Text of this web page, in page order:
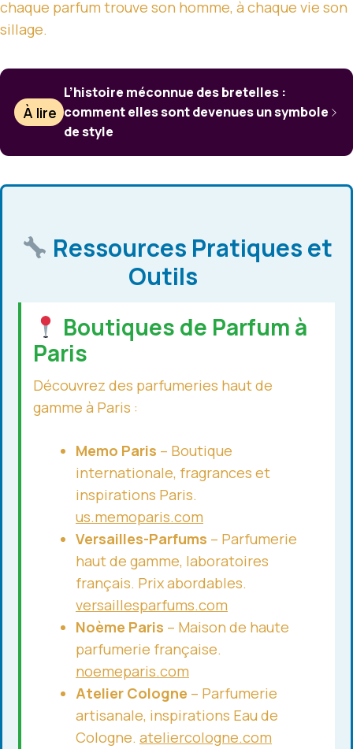
chaque parfum trouve son homme, à chaque vie son
sillage.
À lire
L’histoire méconnue des bretelles :
comment elles sont devenues un symbole
de style
Ressources Pratiques et
Outils
Boutiques de Parfum à
Paris
Découvrez des parfumeries haut de
gamme à Paris :
Memo Paris – Boutique
internationale, fragrances et
inspirations Paris.
us.memoparis.com
Versailles-Parfums – Parfumerie
haut de gamme, laboratoires
français. Prix abordables.
versaillesparfums.com
Noème Paris – Maison de haute
parfumerie française.
noemeparis.com
Atelier Cologne – Parfumerie
artisanale, inspirations Eau de
Cologne. ateliercologne.com